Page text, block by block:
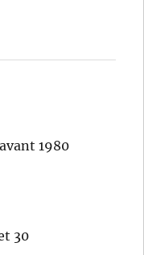
1980
30